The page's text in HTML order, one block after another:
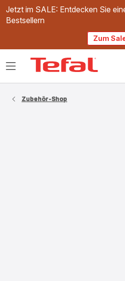
Jetzt im SALE: Entdecken Sie
Bestsellern
Zum
Das
Zubehör-Shop